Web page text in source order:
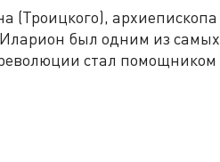
(Троицкого), архиепископа
Иларион был одним из самых
стал помощником